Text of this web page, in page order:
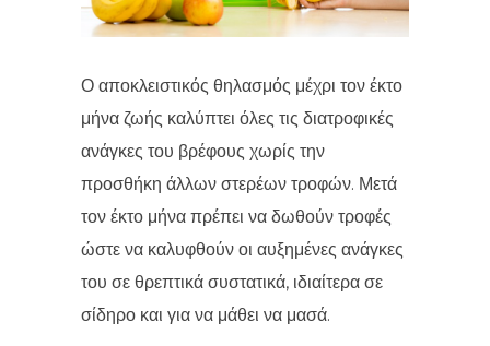
Ο αποκλειστικός θηλασμός μέχρι τον έκτο
μήνα ζωής καλύπτει όλες τις διατροφικές
ανάγκες του βρέφους χωρίς την
προσθήκη άλλων στερέων τροφών. Μετά
τον έκτο μήνα πρέπει να δωθούν τροφές
ώστε να καλυφθούν οι αυξημένες ανάγκες
του σε θρεπτικά συστατικά, ιδιαίτερα σε
σίδηρο και για να μάθει να μασά.